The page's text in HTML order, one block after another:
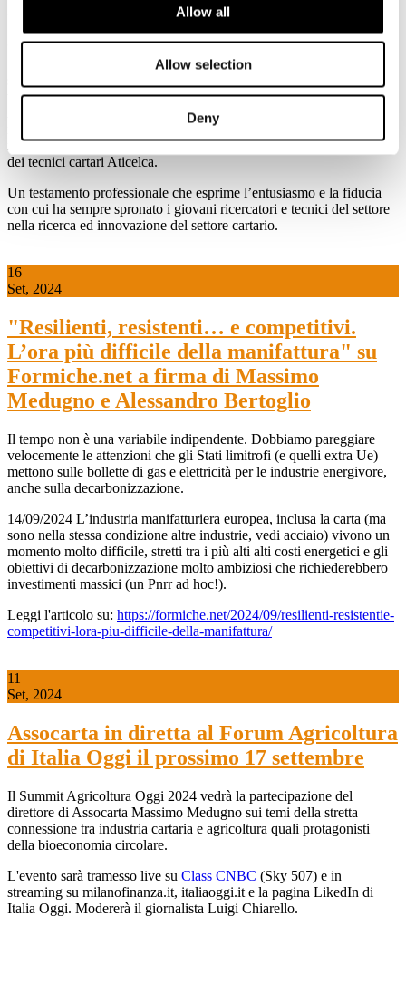
Allow all
Allow selection
Deny
” afferma il Presidente Lorenzo Poli.
“Dopo una vita quasi interamente dedicata all’industria cartaria (dal
1961) mi sento obbligato di rivolgermi ai giovani che hanno scelto o
tecnici auguro di lavorare con passione e di continuare a credere in
Aticelca che ha accompagnato tutto lo sviluppo tecnologico della
nostra industria e continuerà a farlo» dichiarò, qualche anno fa, a
margine della 50° edizione del Congresso dell’associazione italiana
dei tecnici cartari Aticelca.
Un testamento professionale che esprime l’entusiasmo e la fiducia
con cui ha sempre spronato i giovani ricercatori e tecnici del settore
nella ricerca ed innovazione del settore cartario.
16
Set, 2024
"Resilienti, resistenti… e competitivi.
L’ora più difficile della manifattura" su
Formiche.net a firma di Massimo
Medugno e Alessandro Bertoglio
Il tempo non è una variabile indipendente. Dobbiamo pareggiare
velocemente le attenzioni che gli Stati limitrofi (e quelli extra Ue)
mettono sulle bollette di gas e elettricità per le industrie energivore,
anche sulla decarbonizzazione.
14/09/2024 L’industria manifatturiera europea, inclusa la carta (ma
sono nella stessa condizione altre industrie, vedi acciaio) vivono un
momento molto difficile, stretti tra i più alti alti costi energetici e gli
obiettivi di decarbonizzazione molto ambiziosi che richiederebbero
investimenti massici (un Pnrr ad hoc!).
Leggi l'articolo su: https://formiche.net/2024/09/resilienti-resistentie-
competitivi-lora-piu-difficile-della-manifattura/
11
Set, 2024
Assocarta in diretta al Forum Agricoltura
di Italia Oggi il prossimo 17 settembre
Il Summit Agricoltura Oggi 2024 vedrà la partecipazione del
direttore di Assocarta Massimo Medugno sui temi della stretta
connessione tra industria cartaria e agricoltura quali protagonisti
della bioeconomia circolare.
L'evento sarà tramesso live su Class CNBC (Sky 507) e in
streaming su milanofinanza.it, italiaoggi.it e la pagina LikedIn di
Italia Oggi. Modererà il giornalista Luigi Chiarello.